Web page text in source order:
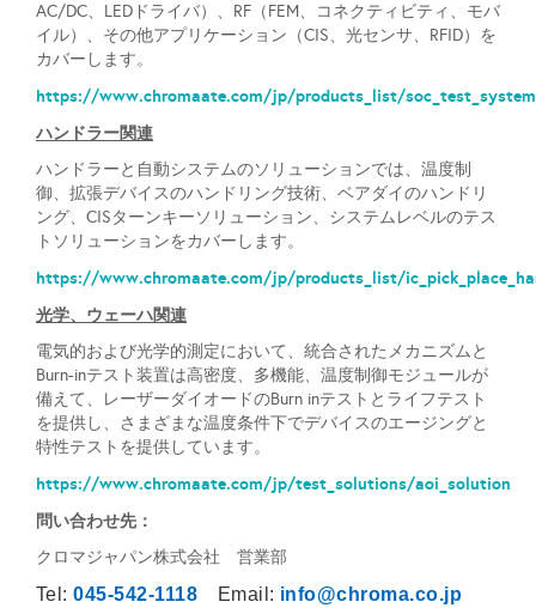
AC/DC、LEDドライバ）、RF（FEM、コネクティビティ、モバ
イル）、その他アプリケーション（CIS、光センサ、RFID）を
カバーします。
https://www.chromaate.com/jp/products_list/
ハンドラー関連
ハンドラーと自動システムのソリューションでは、温度制
御、拡張デバイスのハンドリング技術、ベアダイのハンドリ
ング、CISターンキーソリューション、システムレベルのテス
トソリューションをカバーします。
https://www.chromaate.com/jp/products_list/
光学、ウェーハ関連
電気的および光学的測定において、統合されたメカニズムと
Burn-inテスト装置は高密度、多機能、温度制御モジュールが
備えて、レーザーダイオードのBurn inテストとライフテスト
を提供し、さまざまな温度条件下でデバイスのエージングと
特性テストを提供しています。
https://www.chromaate.com/jp/test_solutions/aoi_solution
問い合わせ先：
クロマジャパン株式会社 営業部
Tel:045-542-1118 Email: info@chroma.co.jp